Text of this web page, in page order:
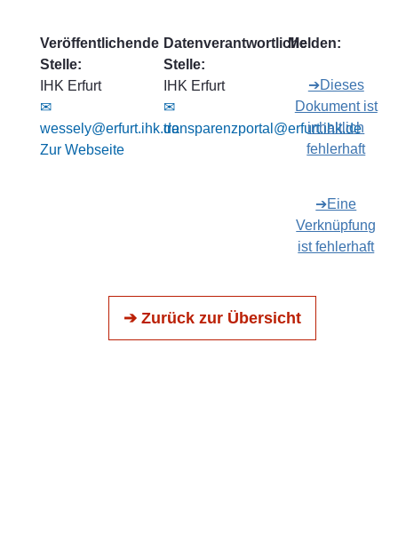
Veröffentlichende
Stelle:
IHK Erfurt
✉
wessely@erfurt.ihk.de
Zur Webseite
Datenverantwortliche
Stelle:
IHK Erfurt
✉
transparenzportal@erfurt.ihk.de
Melden:
➔Dieses
Dokument ist
inhaltlich
fehlerhaft
➔Eine
Verknüpfung
ist fehlerhaft
➔ Zurück zur Übersicht